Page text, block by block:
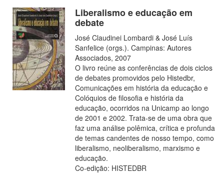
Liberalismo e educação em
debate
José Claudinei Lombardi & José Luís
Sanfelice (orgs.). Campinas: Autores
Associados, 2007
O livro reúne as conferências de dois ciclos
de debates promovidos pelo Histedbr,
Comunicações em história da educação e
Colóquios de filosofia e história da
educação, ocorridos na Unicamp ao longo
de 2001 e 2002. Trata-se de uma obra que
faz uma análise polêmica, crítica e profunda
de temas candentes de nosso tempo, como
liberalismo, neoliberalismo, marxismo e
educação.
Co-edição: HISTEDBR